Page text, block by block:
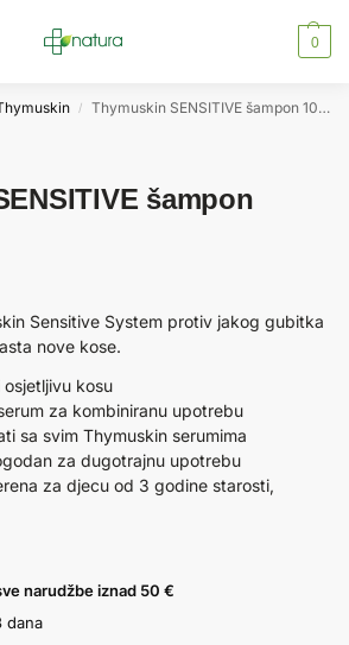
0
/ Thymuskin SENSITIVE šampon 100ml
šampon
Sensitive System protiv jakog gubitka
nove kose.
osjetljivu kosu
za kombiniranu upotrebu
sa svim Thymuskin serumima
za dugotrajnu upotrebu
za djecu od 3 godine starosti,
narudžbe iznad 50 €
dana